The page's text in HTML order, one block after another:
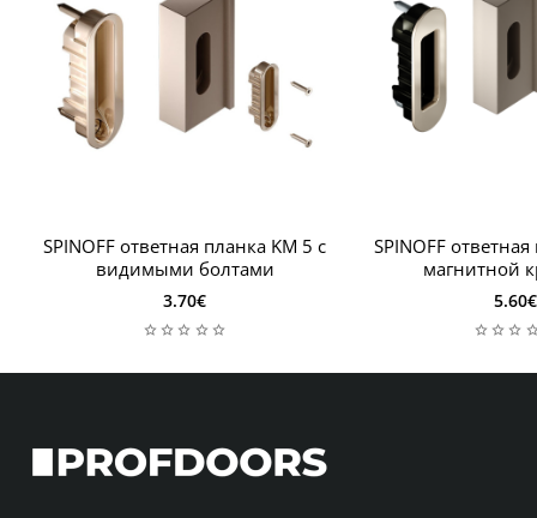
SPINOFF ответная планка KM 5 с
видимыми болтами
3.70€
SPINOFF
магнитной
5.60€